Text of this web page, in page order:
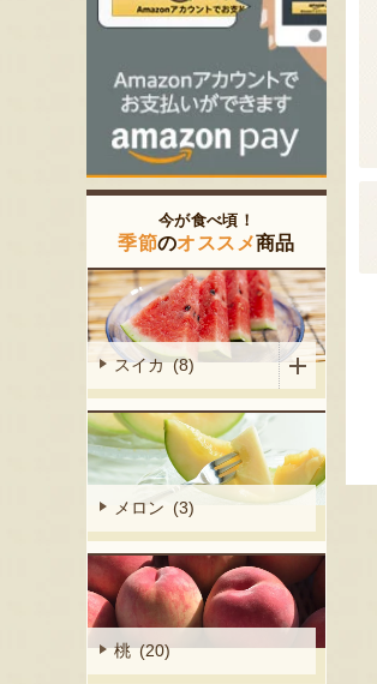
今が食べ頃！
季節のオススメ商品
スイカ (8)
メロン (3)
桃 (20)